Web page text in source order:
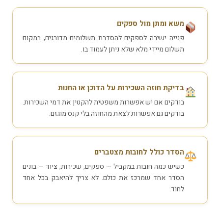
משא ומתן מול ספקים
פנייה ישירה לספקים להסדרת תשלומים מדורגים, במקום
תשלום מיידי מלא שלא ניתן לעמוד בו.
בדיקת חוזה השכירות על הדוכן או החנות
בודקים אם יש אפשרות משפטית להקטין את דמי השכירות.
בודקים גם אפשרות לצאת מהחוזה בלי קנס מוגזם.
הסדר כולל לחובות מצטברים
כשיש כמה חובות במקביל — ספקים, שכירות, ציוד — בונים
הסדר אחד שמרכז את כולם. לא צריך להיאבק בכל אחד
לחוד.